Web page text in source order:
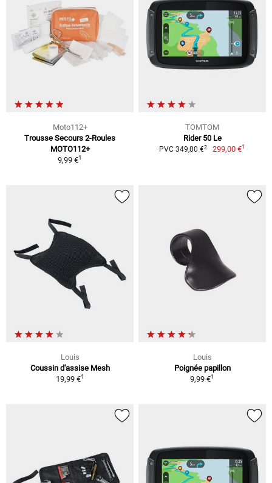
Moto112+
Trousse Secours 2-Roules
MOTO112+
9,99 €1
TOMTOM
Rider 50 Le
PVC 349,00 €2 299,00 €1
Louis
Coussin d'assise Mesh
19,99 €1
Louis
Poignée papillon
9,99 €1